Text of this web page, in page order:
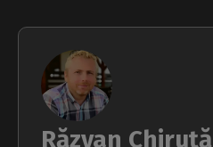
Răzvan Chiruță